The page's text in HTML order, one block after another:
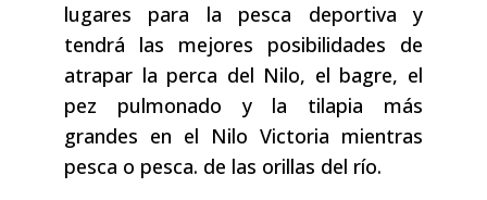
lugares para la pesca deportiva y
tendrá las mejores posibilidades de
atrapar la perca del Nilo, el bagre, el
pez pulmonado y la tilapia más
grandes en el Nilo Victoria mientras
pesca o pesca. de las orillas del río.